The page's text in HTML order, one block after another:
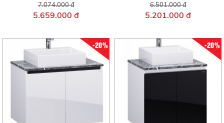
7.074.000 đ
5.659.000 đ
6.501.000 đ
5.201.000 đ
-20% -20%